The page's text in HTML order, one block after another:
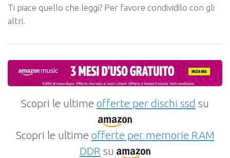
Ti piace quello che leggi? Per favore condividilo con gli
altri.
Scopri le ultime offerte per dischi ssd su
Scopri le ultime offerte per memorie RAM
DDR su